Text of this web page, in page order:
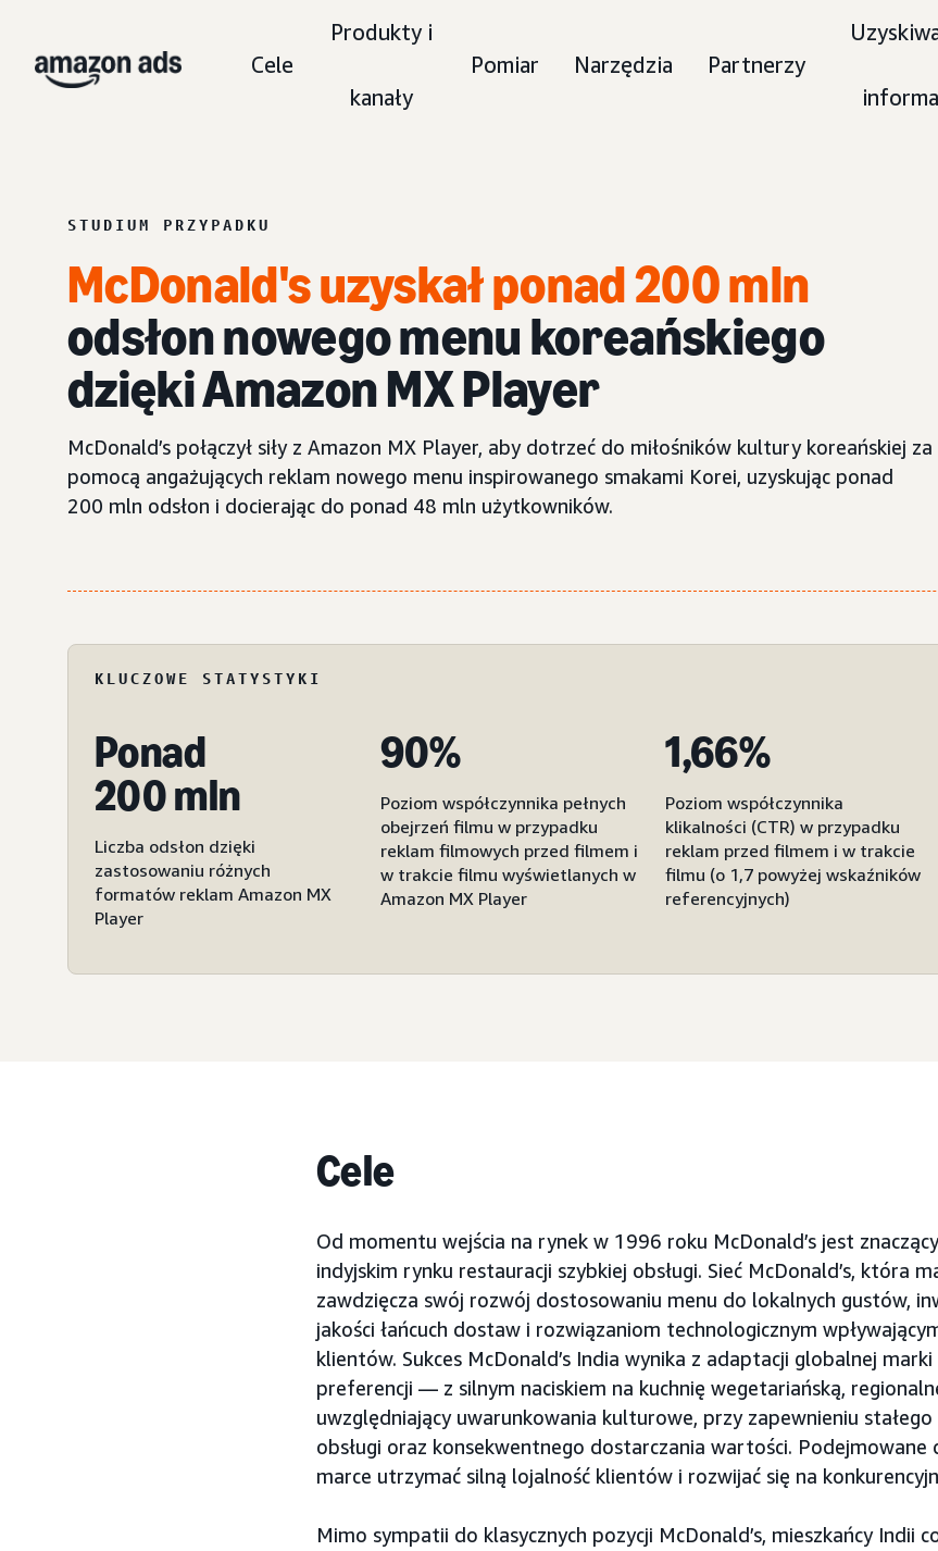
Cele
Produkty i
kanały
Pomiar Narzędzia Partnerzy
STUDIUM PRZYPADKU
McDonald's uzyskał ponad 200 mln
odsłon nowego menu koreańskiego
dzięki Amazon MX Player
McDonald’s połączył siły z Amazon MX Player, aby dotrzeć do miłośników kultury koreańskiej za
pomocą angażujących reklam nowego menu inspirowanego smakami Korei, uzyskując ponad
200 mln odsłon i docierając do ponad 48 mln użytkowników.
KLUCZOWE STATYSTYKI
Ponad
200 mln
Liczba odsłon dzięki
zastosowaniu różnych
formatów reklam Amazon MX
Player
90%
Poziom współczynnika pełnych
obejrzeń filmu w przypadku
reklam filmowych przed filmem i
w trakcie filmu wyświetlanych w
Amazon MX Player
1,66%
Poziom współczynnika
klikalności (CTR) w przypadku
reklam przed filmem i w trakcie
filmu (o 1,7 powyżej wskaźników
referencyjnych)
Cele
Od momentu wejścia na rynek w 1996 roku McDonald’s jest
indyjskim rynku restauracji szybkiej obsługi. Sieć McDonald’s, która
zawdzięcza swój rozwój dostosowaniu menu do lokalnych gustów,
jakości łańcuch dostaw i rozwiązaniom technologicznym
klientów. Sukces McDonald’s India wynika z adaptacji globalnej
preferencji — z silnym naciskiem na kuchnię wegetariańską,
uwzględniający uwarunkowania kulturowe, przy zapewnieniu
obsługi oraz konsekwentnego dostarczania wartości. Podejmowane
marce utrzymać silną lojalność klientów i rozwijać się na
Mimo sympatii do klasycznych pozycji McDonald’s, mieszkańcy Indii